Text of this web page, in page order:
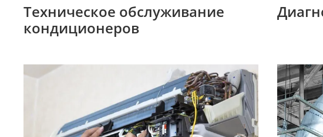
Техническое обслуживание
кондиционеров